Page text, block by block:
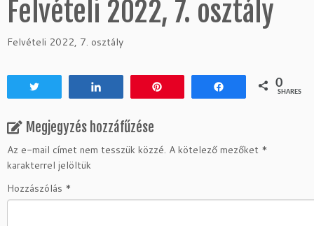
Felvételi 2022, 7. osztály
Felvételi 2022, 7. osztály
0
SHARES
Megjegyzés hozzáfűzése
Az e-mail címet nem tesszük közzé. A kötelező mezőket *
karakterrel jelöltük
Hozzászólás *